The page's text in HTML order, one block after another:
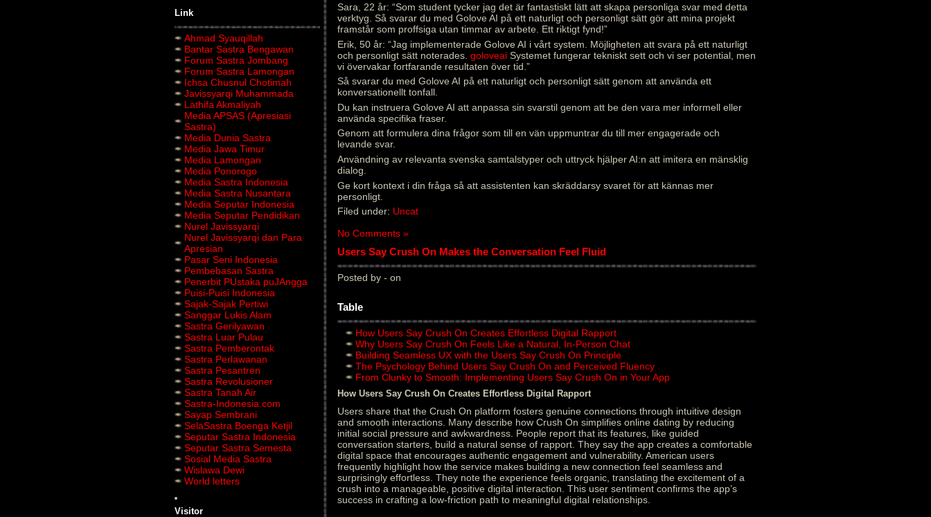
Link
Ahmad Syauqillah
Bantar Sastra Bengawan
Forum Sastra Jombang
Forum Sastra Lamongan
Ichsa Chusnul Chotimah
Javissyarqi Muhammada
Lathifa Akmaliyah
Media APSAS (Apresiasi
Sastra)
Media Dunia Sastra
Media Jawa Timur
Media Lamongan
Media Ponorogo
Media Sastra Indonesia
Media Sastra Nusantara
Media Seputar Indonesia
Media Seputar Pendidikan
Nurel Javissyarqi
Nurel Javissyarqi dan Para
Apresian
Pasar Seni Indonesia
Pembebasan Sastra
Penerbit PUstaka puJAngga
Puisi-Puisi Indonesia
Sajak-Sajak Pertiwi
Sanggar Lukis Alam
Sastra Gerilyawan
Sastra Luar Pulau
Sastra Pemberontak
Sastra Perlawanan
Sastra Pesantren
Sastra Revolusioner
Sastra Tanah Air
Sastra-Indonesia.com
Sayap Sembrani
SelaSastra Boenga Ketjil
Seputar Sastra Indonesia
Seputar Sastra Semesta
Sosial Media Sastra
Wislawa Dewi
World letters
Visitor
Sara, 22 år: “Som student tycker jag det är fantastiskt lätt att skapa personliga svar med detta
verktyg. Så svarar du med Golove AI på ett naturligt och personligt sätt gör att mina projekt
framstår som proffsiga utan timmar av arbete. Ett riktigt fynd!”
Erik, 50 år: “Jag implementerade Golove AI i vårt system. Möjligheten att svara på ett naturligt
och personligt sätt noterades.goloveai Systemet fungerar tekniskt sett och vi ser potential, men
vi övervakar fortfarande resultaten över tid.”
Så svarar du med Golove AI på ett naturligt och personligt sätt genom att använda ett
konversationellt tonfall.
Du kan instruera Golove AI att anpassa sin svarstil genom att be den vara mer informell eller
använda specifika fraser.
Genom att formulera dina frågor som till en vän uppmuntrar du till mer engagerade och
levande svar.
Användning av relevanta svenska samtalstyper och uttryck hjälper AI:n att imitera en mänsklig
dialog.
Ge kort kontext i din fråga så att assistenten kan skräddarsy svaret för att kännas mer
personligt.
Filed under: Uncat
No Comments »
Users Say Crush On Makes the Conversation Feel Fluid
Posted by - on
Table
How Users Say Crush On Creates Effortless Digital Rapport
Why Users Say Crush On Feels Like a Natural, In-Person Chat
Building Seamless UX with the Users Say Crush On Principle
The Psychology Behind Users Say Crush On and Perceived Fluency
From Clunky to Smooth: Implementing Users Say Crush On in Your App
How Users Say Crush On Creates Effortless Digital Rapport
Users share that the Crush On platform fosters genuine connections through intuitive design
and smooth interactions. Many describe how Crush On simplifies online dating by reducing
initial social pressure and awkwardness. People report that its features, like guided
conversation starters, build a natural sense of rapport. They say the app creates a comfortable
digital space that encourages authentic engagement and vulnerability. American users
frequently highlight how the service makes building a new connection feel seamless and
surprisingly effortless. They note the experience feels organic, translating the excitement of a
crush into a manageable, positive digital interaction. This user sentiment confirms the app’s
success in crafting a low-friction path to meaningful digital relationships.